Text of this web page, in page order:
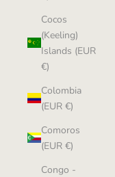
Cocos
(Keeling)
Islands (EUR
€)
Colombia
(EUR €)
Comoros
(EUR €)
Congo -